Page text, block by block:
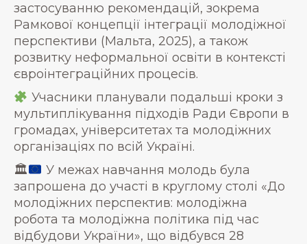
застосуванню рекомендацій, зокрема
Рамкової концепції інтеграції молодіжної
перспективи (Мальта, 2025), а також
розвитку неформальної освіти в контексті
євроінтеграційних процесів.
Учасники планували подальші кроки з
мультиплікування підходів Ради Європи в
громадах, університетах та молодіжних
організаціях по всій Україні.
🏛
У межах навчання молодь була
запрошена до участі в круглому столі «До
молодіжних перспектив: молодіжна
робота та молодіжна політика під час
відбудови України», що відбувся 28